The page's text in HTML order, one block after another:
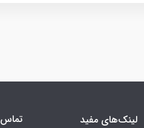
لینک‌های مفید تماس